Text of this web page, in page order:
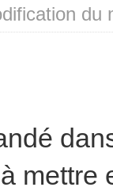
du
mettre